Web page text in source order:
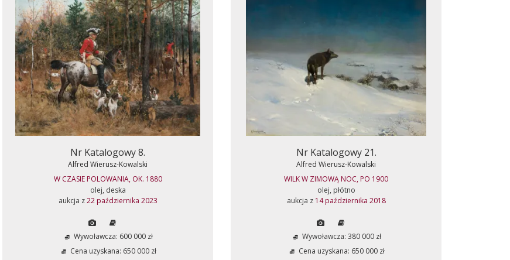
Nr Katalogowy 8.
Alfred Wierusz-Kowalski
W CZASIE POLOWANIA, OK. 1880
olej, deska
aukcja z22 października 2023
Wywoławcza: 600 000 zł
Cena uzyskana: 650 000 zł
Nr Katalogowy 21.
Alfred Wierusz-Kowalski
WILK W ZIMOWĄ NOC, PO 1900
olej, płótno
aukcja z 14 października 2018
Wywoławcza: 380 000 zł
Cena uzyskana: 650 000 zł